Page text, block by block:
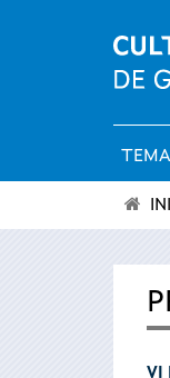
VI